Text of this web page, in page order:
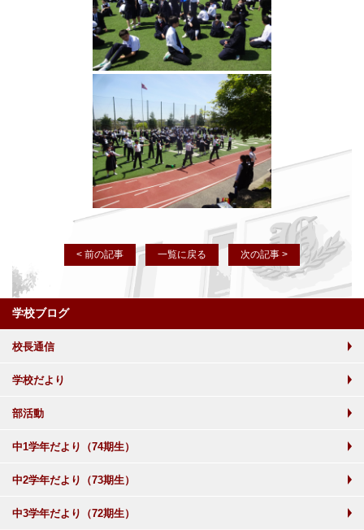
< 前の記事 一覧に戻る 次の記事 >
学校ブログ
校長通信
学校だより
部活動
中1学年だより（74期生）
中2学年だより（73期生）
中3学年だより（72期生）